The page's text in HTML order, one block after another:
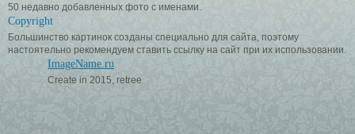
50 недавно добавленных фото с именами.
Copyright
Большинство картинок созданы специально для сайта, поэтому
настоятельно рекомендуем ставить ссылку на сайт при их использовании.
ImageName.ru
Create in 2015, retree